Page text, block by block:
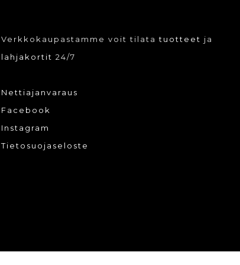
Verkkokaupastamme voit tilatatuotteet ja
lahjakortit 24/7
Nettiajanvaraus
Facebook
Instagram
Tietosuojaseloste